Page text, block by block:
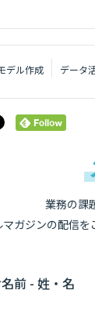
デル作成 データ
業務の課
マガジンの配信を
前 - 姓・名